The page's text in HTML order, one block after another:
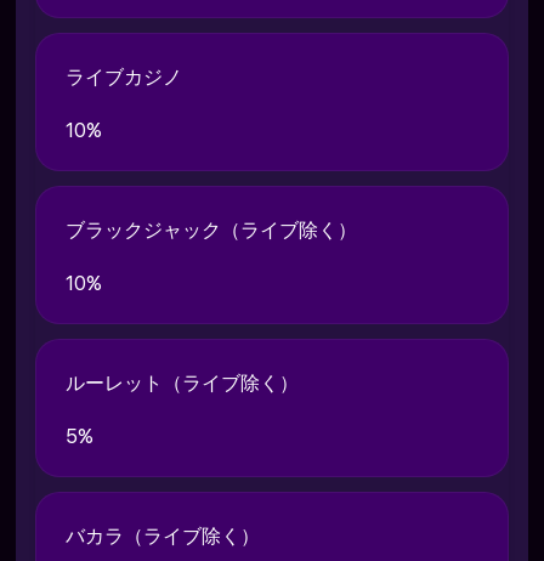
ライブカジノ
10%
ブラックジャック（ライブ除く）
10%
ルーレット（ライブ除く）
5%
バカラ（ライブ除く）